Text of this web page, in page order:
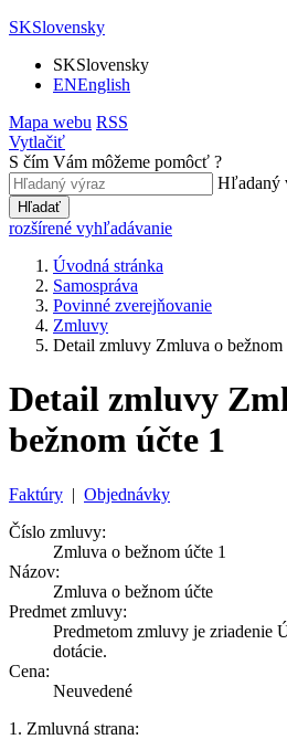
SKSlovensky
SKSlovensky
ENEnglish
Mapa webu RSS
Vytlačiť
S čím Vám môžeme pomôcť ?
Hľadaný
Hľadať
rozšírené vyhľadávanie
Úvodná stránka
Samospráva
Povinné zverejňovanie
Zmluvy
Detail zmluvy Zmluva o bežnom
Detail zmluvy
bežnom účte 1
Faktúry | Objednávky
Číslo zmluvy:
Zmluva o bežnom účte 1
Názov:
Zmluva o bežnom účte
Predmet zmluvy:
Predmetom zmluvy je zriadenie
dotácie.
Cena:
Neuvedené
1. Zmluvná strana: